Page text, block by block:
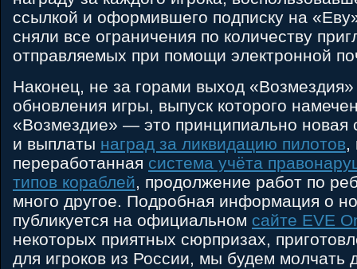
ссылкой и оформившего подписку на
сняли все ограничения по количеству
отправляемых при помощи электронной
Наконец, не за горами выход
обновления игры, выпуск которого
«Возмездие» — это принципиально новая
и выплаты наград за ликвидацию пилотов,
переработанная система учёта
типов кораблей, продолжение работ по
много другое. Подробная информация о
публикуется на официальном сайте EVE
некоторых приятных сюрпризах,
для игроков из России, мы будем молчать